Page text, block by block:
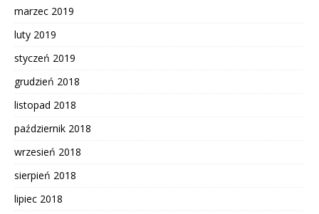
marzec 2019
luty 2019
styczeń 2019
grudzień 2018
listopad 2018
październik 2018
wrzesień 2018
sierpień 2018
lipiec 2018